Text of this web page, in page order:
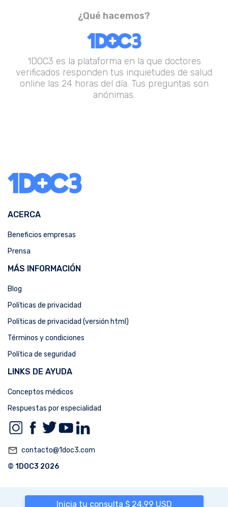
¿Qué hacemos?
1DOC3 es la plataforma en la que doctores
verificados responden tus inquietudes de salud
online las 24 horas del día. Tus preguntas son
anónimas.
Inicia tu consulta $ 24,99 USD
ACERCA
Beneficios empresas
Prensa
MÁS INFORMACIÓN
Blog
Políticas de privacidad
Políticas de privacidad (versión html)
Términos y condiciones
Política de seguridad
LINKS DE AYUDA
Conceptos médicos
Respuestas por especialidad
mail_outline contacto@1doc3.com
© 1DOC3 2026